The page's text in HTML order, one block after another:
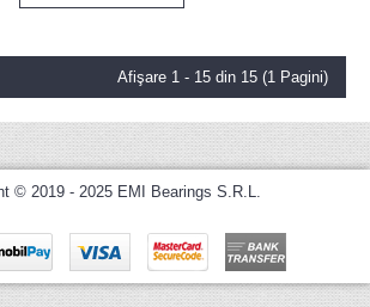
Afişare 1 - 15 din 15 (1 Pagini)
© 2019 - 2025 EMI Bearings S.R.L.